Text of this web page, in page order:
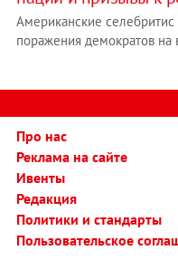
Американские
поражения демократов
Про нас
Реклама на сайте
Ивенты
Редакция
Политики и стандарты
Пользовательское